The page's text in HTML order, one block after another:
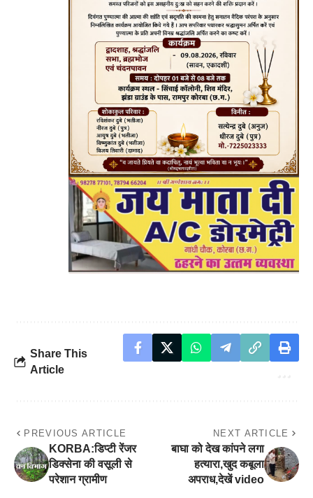
Share This
Article
PREVIOUS ARTICLE
KORBA:डिप्टी रेंजर
डिक्सेना की वसूली से
परेशान ग्रामीण
NEXT ARTICLE
बाघा को देख कांपने लगा
हत्यारा,खुद कबूला
अपराध,देखें video